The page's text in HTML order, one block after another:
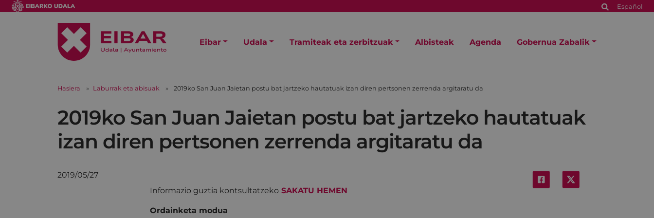
Español
Eibar Udala Tramiteak eta zerbitzuak Albisteak Agenda Gobernua Zabalik
Hasiera Laburrak eta abisuak 2019ko San Juan Jaietan postu bat jartzeko hautatuak izan diren pertsonen zerrenda argitaratu da
2019ko San Juan Jaietan postu bat jartzeko hautatuak
izan diren pertsonen zerrenda argitaratu da
2019/05/27
Informazio guztia kontsultatzeko SAKATU HEMEN
Ordainketa modua